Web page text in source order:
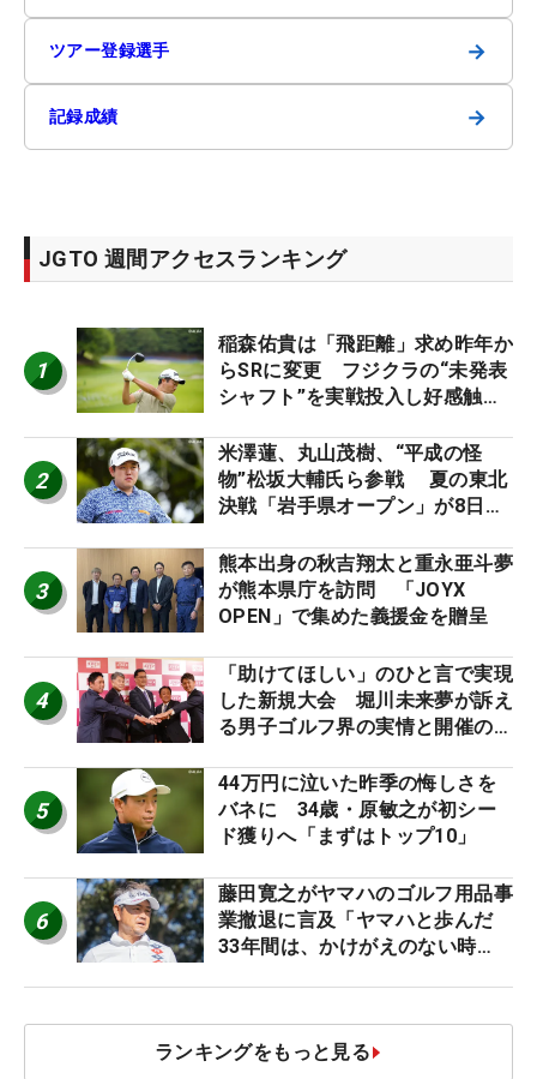
ツアー登録選手 →
記録成績 →
JGTO 週間アクセスランキング
1
稲森佑貴は「飛距離」求め昨年か
らSRに変更 フジクラの“未発表
シャフト”を実戦投入し好感触
ーのヒトネタ！】
2
米澤蓮、丸山茂樹、“平成の怪
物”松坂大輔氏ら参戦 夏の東北
決戦「岩手県オープン」が8日開
3
熊本出身の秋吉翔太と重永亜斗夢
が熊本県庁を訪問 「JOYX
OPEN」で集めた義援金を贈呈
4
「助けてほしい」のひと言で実現
した新規大会 堀川未来夢が訴え
る男子ゴルフ界の実情と開催の舞
5
44万円に泣いた昨季の悔しさを
バネに 34歳・原敏之が初シー
ド獲りへ「まずはトップ10」
6
藤田寛之がヤマハのゴルフ用品事
業撤退に言及「ヤマハと歩んだ
33年間は、かけがえのない時
ランキングをもっと見る